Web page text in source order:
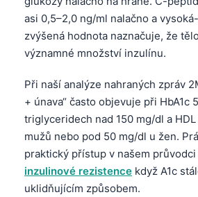
asi 0,5–2,0 ng/ml nalačno a
zvýšená hodnota naznačuje, že
významné množství inzulínu.
Při naší analýze nahraných zpráv
+ únava“ často objevuje při HbA1c
triglyceridech nad 150 mg/dl a
mužů nebo pod 50 mg/dl u žen.
praktický přístup v našem průvodci
inzulinové rezistence když A1c
uklidňujícím způsobem.